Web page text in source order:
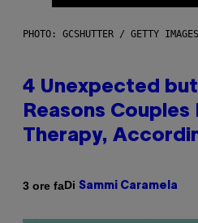
PHOTO: GCSHUTTER / GETTY IMAGES
4 Unexpected
Reasons Couples
Therapy,
3 ore faDi Sammi Caramela